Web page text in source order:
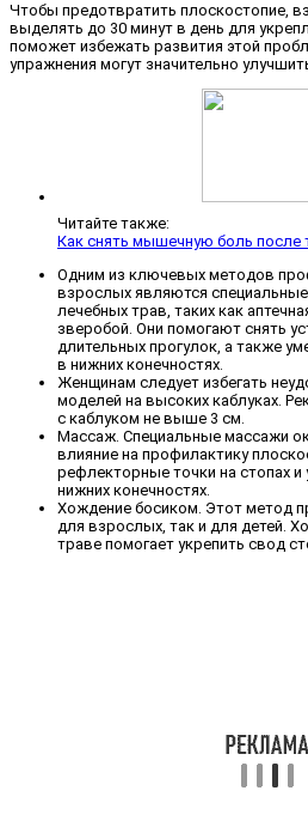
Чтобы предотвратить плоскостопие,
выделять до 30 минут в день для
поможет избежать развития этой
упражнения могут значительно
Читайте также:
Как снять мышечную боль после
Одним из ключевых методов
взрослых являются
лечебных трав, таких как
зверобой. Они помогают снять
длительных прогулок, а также
в нижних конечностях.
Женщинам следует избегать
моделей на высоких каблуках.
с каблуком не выше 3 см.
Массаж. Специальные массажи
влияние на профилактику
рефлекторные точки на стопах
нижних конечностях.
Хождение босиком. Этот метод
для взрослых, так и для детей.
траве помогает укрепить свод